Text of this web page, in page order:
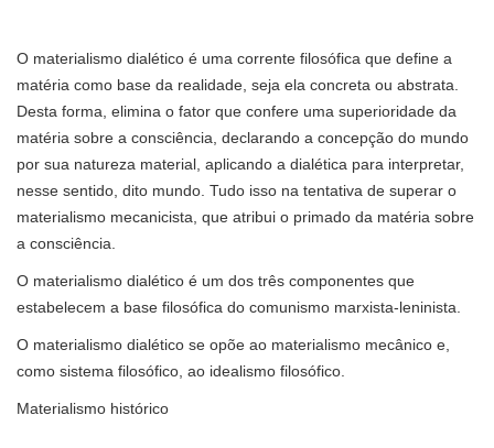
O materialismo dialético é uma corrente filosófica que define a
matéria como base da realidade, seja ela concreta ou abstrata.
Desta forma, elimina o fator que confere uma superioridade da
matéria sobre a consciência, declarando a concepção do mundo
por sua natureza material, aplicando a dialética para interpretar,
nesse sentido, dito mundo. Tudo isso na tentativa de superar o
materialismo mecanicista, que atribui o primado da matéria sobre
a consciência.
O materialismo dialético é um dos três componentes que
estabelecem a base filosófica do comunismo marxista-leninista.
O materialismo dialético se opõe ao materialismo mecânico e,
como sistema filosófico, ao idealismo filosófico.
Materialismo histórico